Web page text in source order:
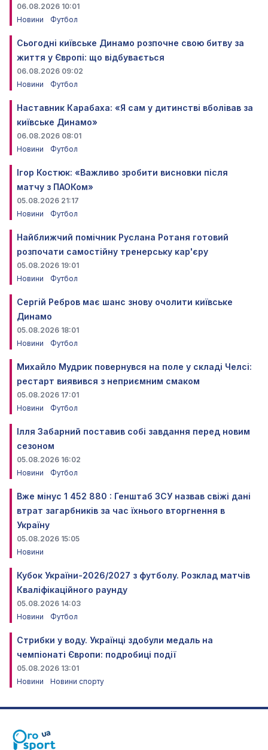
06.08.2026 10:01
Новини
Футбол
Сьогодні київське Динамо розпочне свою битву за
життя у Європі: що відбувається
06.08.2026 09:02
Новини
Футбол
Наставник Карабаха: «Я сам у дитинстві вболівав за
київське Динамо»
06.08.2026 08:01
Новини
Футбол
Ігор Костюк: «Важливо зробити висновки після
матчу з ПАОКом»
05.08.2026 21:17
Новини
Футбол
Найближчий помічник Руслана Ротаня готовий
розпочати самостійну тренерську кар'єру
05.08.2026 19:01
Новини
Футбол
Сергій Ребров має шанс знову очолити київське
Динамо
05.08.2026 18:01
Новини
Футбол
Михайло Мудрик повернувся на поле у складі Челсі:
рестарт виявився з неприємним смаком
05.08.2026 17:01
Новини
Футбол
Ілля Забарний поставив собі завдання перед новим
сезоном
05.08.2026 16:02
Новини
Футбол
Вже мінус 1 452 880 : Генштаб ЗСУ назвав свіжі дані
втрат загарбників за час їхнього вторгнення в
Україну
05.08.2026 15:05
Новини
Кубок України-2026/2027 з футболу. Розклад матчів
Кваліфікаційного раунду
05.08.2026 14:03
Новини
Футбол
Стрибки у воду. Українці здобули медаль на
чемпіонаті Європи: подробиці події
05.08.2026 13:01
Новини
Новини спорту